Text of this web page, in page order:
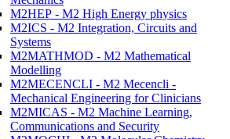
M2HEP - M2 High Energy physics
M2ICS - M2 Integration, Circuits and
Systems
M2MATHMOD - M2 Mathematical
Modelling
M2MECENCLI - M2 Mecencli -
Mechanical Engineering for Clinicians
M2MICAS - M2 Machine Learning,
Communications and Security